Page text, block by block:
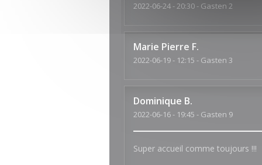
2022-06-24- 20:30 - Gasten 2
Marie Pierre F
2022-06-19- 12:15 - Gasten 3
Dominique B
2022-06-16- 19:45 - Gasten 9
Super accueil comme toujours !!!